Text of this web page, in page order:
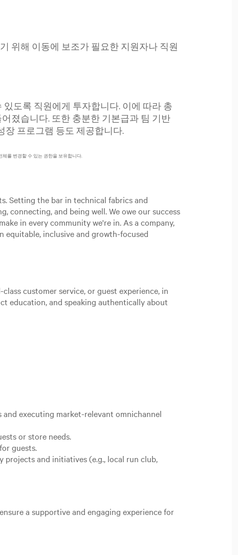
위해 이동에 보조가 필요한 지원자나 직원
도록 직원에게 투자합니다. 이에 따라 총
졌습니다. 또한 충분한 기본급과 팀 기반
장 프로그램 등도 제공합니다.
를 변경할 수 있는 권한을 보유합니다.
Setting the bar in technical fabrics and
connecting, and being well. We owe our success
in every community we're in. As a company,
equitable, inclusive and growth-focused
customer service, or guest experience, in
education, and speaking authentically about
executing market-relevant omnichannel
or store needs.
guests.
projects and initiatives (e.g., local run club,
a supportive and engaging experience for